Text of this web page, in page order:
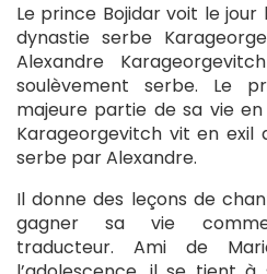
Le prince Bojidar voit le jour
dynastie serbe
Alexandre
soulèvement serbe. Le
majeure partie de sa vie
Karageorgevitch vit en
serbe par Alexandre.
Il donne des leçons de
gagner sa vie
traducteur. Ami de